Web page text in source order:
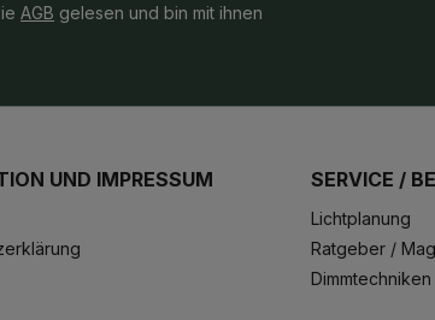
AGB gelesen und bin mit ihnen
UND IMPRESSUM SERVICE /
Lichtplanung
Ratgeber /
Dimmtechniken